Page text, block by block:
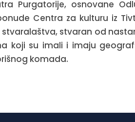
Purgatorije, osnovane
Centra za kulturu iz
stvaran od
koji su imali i imaju
komada.